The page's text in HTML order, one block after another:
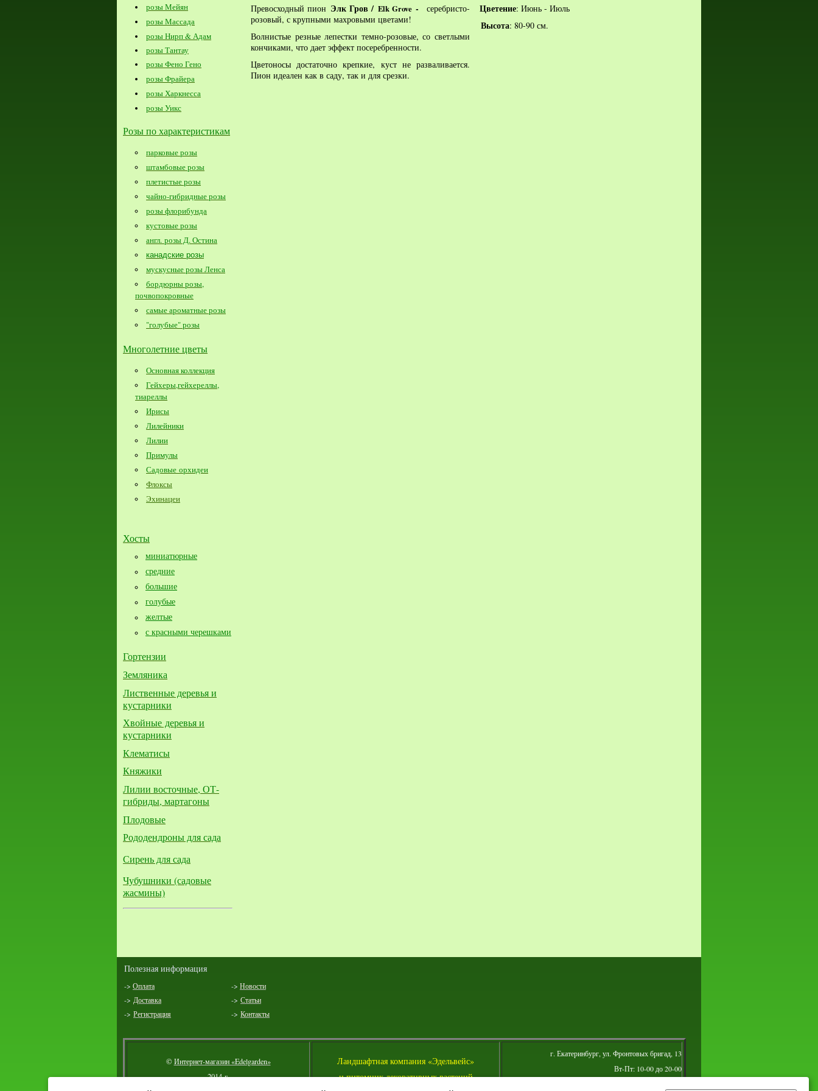
розы Мейян
розы Массада
розы Нирп & Адам
розы Тантау
розы Фено Гено
розы Фрайера
розы Харкнесса
розы Уикс
Розы по характеристикам
парковые розы
штамбовые розы
плетистые розы
чайно-гибридные розы
розы флорибунда
кустовые розы
англ. розы Д. Остина
канадские розы
мускусные розы Ленса
бордюрны розы,
почвопокровные
самые ароматные розы
"голубые" розы
Многолетние цветы
Основная коллекция
Гейхеры,гейхереллы,
тиареллы
Ирисы
Лилейники
Лилии
Примулы
Садовые орхидеи
Флоксы
Эхинацеи
Хосты
миниатюрные
средние
большие​
голубые
желтые
с красными черешками
Гортензии
Земляника
Лиственные деревья и
кустарники
Хвойные деревья и
кустарники
Клематисы
Княжики
Лилии восточные, ОТ-
гибриды, мартагоны
Плодовые
Рододендроны для сада
Сирень для сада
Чубушники (садовые
жасмины)
Превосходный пион Элк Гров / Elk Grove -
серебристо-
розовый, с крупными махровыми цветами!
Волнистые резные лепестки темно-розовые, со светлыми
кончиками, что дает эффект посеребренности.
Цветоносы достаточно крепкие, куст не разваливается.
Пион идеален как в саду, так и для срезки.
Цветение: Июнь - Июль
Высота: 80-90 см.
Полезная информация
-> Оплата -> Новости
-> Доставка -> Статьи
-> Регистрация -> Контакты
©Интернет-магазин «Edelgarden»
2014 г.
Ландшафтная компания «Эдельвейс»
и питомник декоративных растений
г. Екатеринбург, ул. Фронтовых бригад, 13
Вт-Пт: 10-00 до 20-00